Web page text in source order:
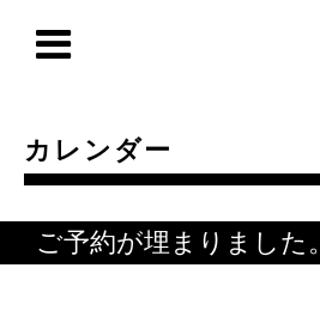
カレンダー
ご予約が埋まりました。